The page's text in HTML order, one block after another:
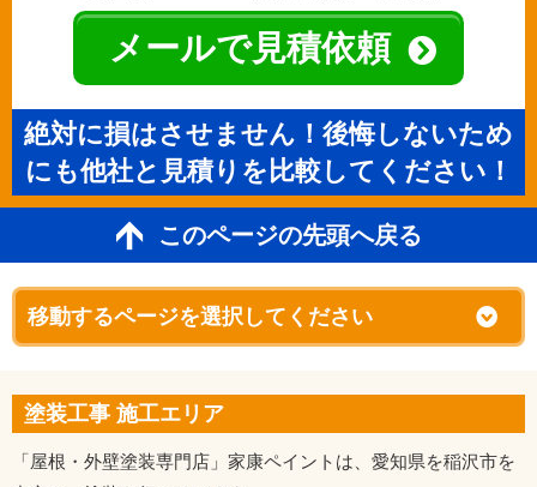
メールで見積依頼
絶対に損はさせません！後悔しないため
にも他社と見積りを比較してください！
このページの先頭へ戻る
塗装工事 施工エリア
「屋根・外壁塗装専門店」家康ペイントは、愛知県を稲沢市を